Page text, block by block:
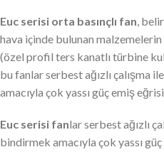
Euc serisi orta basınçlı fan,
hava içinde bulunan
(özel profil ters kanatlı türbine
bu fanlar serbest ağızlı çalışma
amacıyla çok yassı güç emiş
Euc serisi fanlar serbest ağızlı
bindirmek amacıyla çok yassı